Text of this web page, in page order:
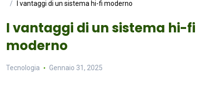
I vantaggi di un sistema hi-fi moderno
I vantaggi di un sistema hi-fi
moderno
Tecnologia Gennaio 31, 2025